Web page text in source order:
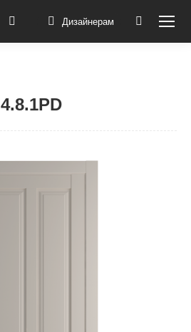
Дизайнерам Поиск:
4.8.1PD